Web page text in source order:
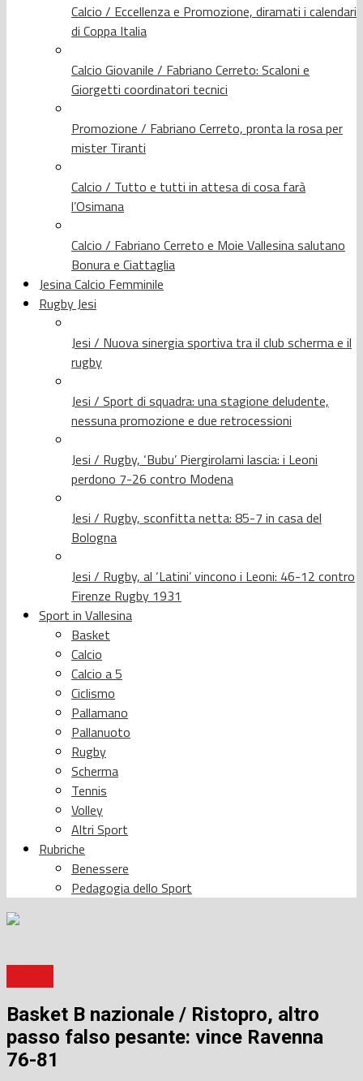
Calcio / Eccellenza e Promozione, diramati i calendari
di Coppa Italia
Calcio Giovanile / Fabriano Cerreto: Scaloni e
Giorgetti coordinatori tecnici
Promozione / Fabriano Cerreto, pronta la rosa per
mister Tiranti
Calcio / Tutto e tutti in attesa di cosa farà
l’Osimana
Calcio / Fabriano Cerreto e Moie Vallesina salutano
Bonura e Ciattaglia
Jesina Calcio Femminile
Rugby Jesi
Jesi / Nuova sinergia sportiva tra il club scherma e il
rugby
Jesi / Sport di squadra: una stagione deludente,
nessuna promozione e due retrocessioni
Jesi / Rugby, ‘Bubu’ Piergirolami lascia: i Leoni
perdono 7-26 contro Modena
Jesi / Rugby, sconfitta netta: 85-7 in casa del
Bologna
Jesi / Rugby, al ‘Latini’ vincono i Leoni: 46-12 contro
Firenze Rugby 1931
Sport in Vallesina
Basket
Calcio
Calcio a 5
Ciclismo
Pallamano
Pallanuoto
Rugby
Scherma
Tennis
Volley
Altri Sport
Rubriche
Benessere
Pedagogia dello Sport
Basket B nazionale / Ristopro, altro
passo falso pesante: vince Ravenna
76-81